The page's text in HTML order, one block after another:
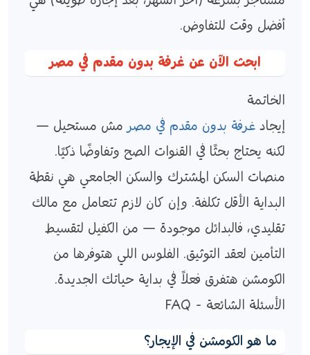
أفضل وقت للتفاوض.
ابحث الآن عن غرفة بدون مقدم في مصر
الخاتمة
إيجادغرفة بدون مقدم في مصرمش مستحيل —
لكنه يحتاج بحثًا في القنوات الصح وتفاوضًا ذكيًا.
منصات السكن المشترك والسكن الجامعي هي نقطة
البداية الأقل تكلفة. وإن كان لازم تتعامل مع مالك
تقليدي، فالبدائل موجودة — من الكفيل لتقسيط
التأمين لعقد التوثيق. الفلوس اللي هتوفرها من
الكومشن هتفرق فعلاً في بداية حياتك الجديدة.
الأسئلة الشائعة - FAQ
ما هو الكومشن في الإيجار؟